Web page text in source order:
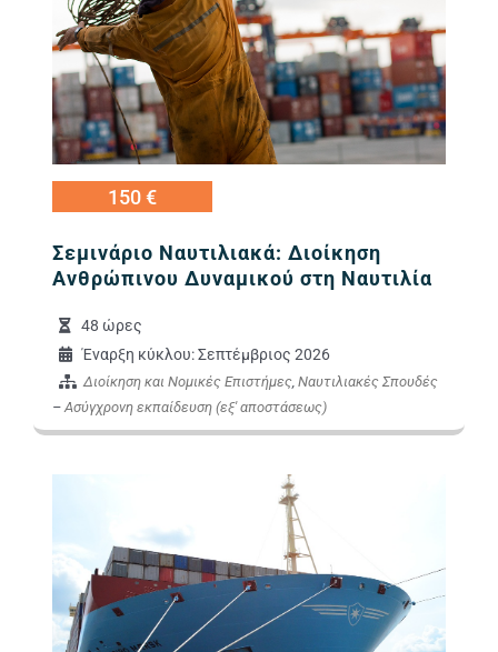
150 €
Σεμινάριο Ναυτιλιακά: Διοίκηση
Ανθρώπινου Δυναμικού στη Ναυτιλία
48 ώρες
Έναρξη κύκλου: Σεπτέμβριος 2026
Διοίκηση και Νομικές Επιστήμες,Ναυτιλιακές Σπουδές
–Ασύγχρονη εκπαίδευση (εξ' αποστάσεως)